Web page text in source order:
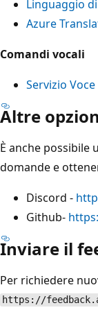
Linguaggio
Azure
Comandi vocali
Servizio
Altre
È anche
domande e
Discord -
Github-
Inviare il
Per richiedere
https://